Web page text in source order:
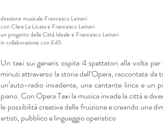
direzione musicale Francesco Leineri
con Clara La Licata e Francesco Leineri
un progetto della Città Ideale e Francesco Leineri
in collaborazione con E45
Un taxi sui generis ospita 4 spettatori alla volta
minuti attraverso la storia dell’Opera, raccontata da
un’auto-radio invadente, una cantante lirica e un
piano. Con Opera Taxi la musica invade la città e
le possibilità creative della fruizione e creando una
artisti, pubblico e linguaggio operistico